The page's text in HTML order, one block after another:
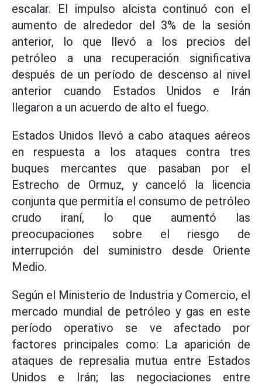
escalar. El impulso alcista continuó con el
aumento de alrededor del 3% de la sesión
anterior, lo que llevó a los precios del
petróleo a una recuperación significativa
después de un período de descenso al nivel
anterior cuando Estados Unidos e Irán
llegaron a un acuerdo de alto el fuego.
Estados Unidos llevó a cabo ataques aéreos
en respuesta a los ataques contra tres
buques mercantes que pasaban por el
Estrecho de Ormuz, y canceló la licencia
conjunta que permitía el consumo de petróleo
crudo iraní, lo que aumentó las
preocupaciones sobre el riesgo de
interrupción del suministro desde Oriente
Medio.
Según el Ministerio de Industria y Comercio, el
mercado mundial de petróleo y gas en este
período operativo se ve afectado por
factores principales como: La aparición de
ataques de represalia mutua entre Estados
Unidos e Irán; las negociaciones entre